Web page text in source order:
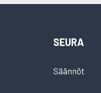
SEURA
Säännöt